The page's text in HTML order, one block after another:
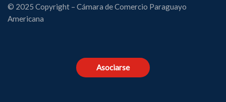
© 2025 Copyright – Cámara de Comercio Paraguayo
Americana
Asociarse